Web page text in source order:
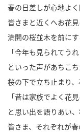
春の日差しが心地よ
皆さまと近くへお花見
満開の桜並木を前に
「今年も見られてうれ
といった声があちこ
桜の下で立ち止まり
「昔は家族でよく花
と思い出を語りあい
皆さま、それぞれが